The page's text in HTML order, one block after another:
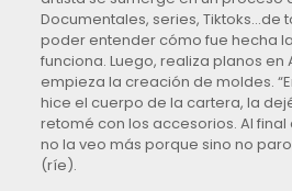
Documentales, series, Tiktoks…de
poder entender cómo fue hecha
funciona. Luego, realiza planos en
empieza la creación de moldes.
hice el cuerpo de la cartera, la
retomé con los accesorios. Al final
no la veo más porque sino no
(ríe).